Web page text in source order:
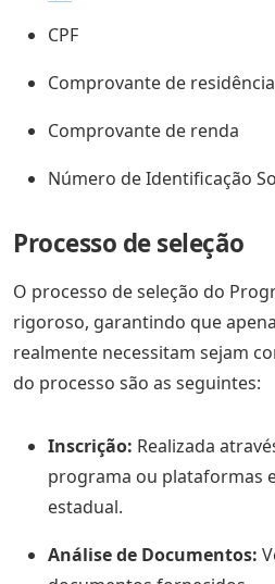
CPF
Comprovante de
Comprovante de renda
Número de Identificação
Processo de seleção
O processo de seleção do
rigoroso, garantindo que
realmente necessitam sejam
do processo são as seguintes:
Inscrição: Realizada
programa ou plataformas
estadual.
Análise de Documentos: